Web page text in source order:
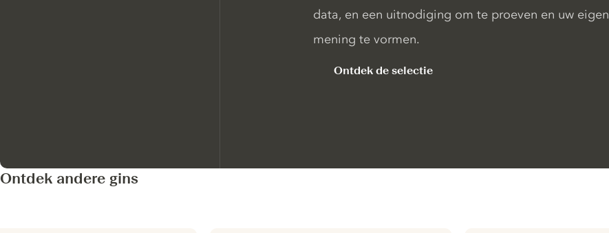
data, en een uitnodiging om te proeven en uw eigen
mening te vormen.
Ontdek de selectie
Ontdek andere gins